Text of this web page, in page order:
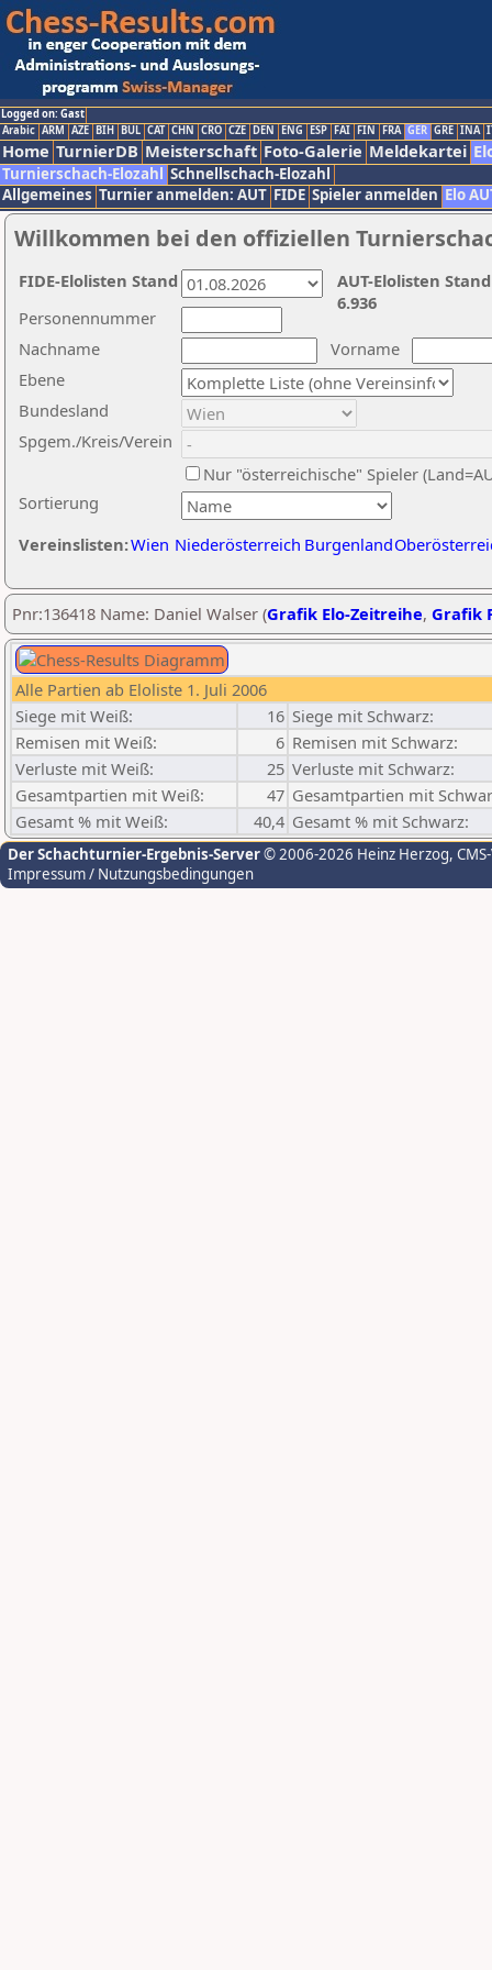
Logged on: Gast
Arabic ARM AZE BIH BUL CAT CHN CRO CZE DEN ENG ESP FAI FIN FRA GER GRE INA
Home TurnierDB Meisterschaft Foto-Galerie Meldekartei
Turnierschach-Elozahl Schnellschach-Elozahl
Allgemeines Turnier anmelden: AUT FIDE Spieler anmelden Elo
Willkommen bei den offiziellen
Nachname
Vorname
Ebene
Sortierung
Personennummer
Bundesland
Spgem./Kreis/Verein
Nur "österreichische" Spieler
Vereinslisten:Wien Niederösterreich Burgenland
AUT-Elolisten
6.936
FIDE-Elolisten Stand
Pnr:136418 Name: Daniel Walser (Grafik Elo-Zeitreihe, Grafik
Alle Partien ab Eloliste 1. Juli 2006
Siege mit Weiß:
16 Siege mit Schwarz:
Remisen mit Weiß:
6 Remisen mit Schwarz:
Verluste mit Weiß:
25 Verluste mit Schwarz:
Gesamtpartien mit Weiß:
47 Gesamtpartien mit
Gesamt % mit Weiß:
40,4 Gesamt % mit Schwarz:
Der Schachturnier-Ergebnis-Server© 2006-2026 Heinz Herzog,
Impressum / Nutzungsbedingungen